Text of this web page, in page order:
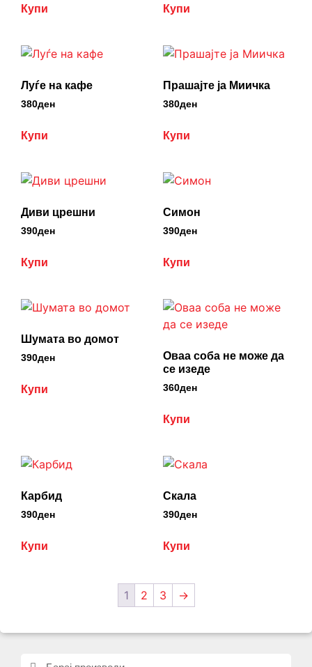
Купи Купи
Луѓе на кафе
380ден
Купи
Прашајте ја Миичка
380ден
Купи
Диви црешни
390ден
Купи
Симон
390ден
Купи
Шумата во домот
390ден
Купи
Оваа соба не може да
се изеде
360ден
Купи
Карбид
390ден
Купи
Скала
390ден
Купи
1 2 3 →